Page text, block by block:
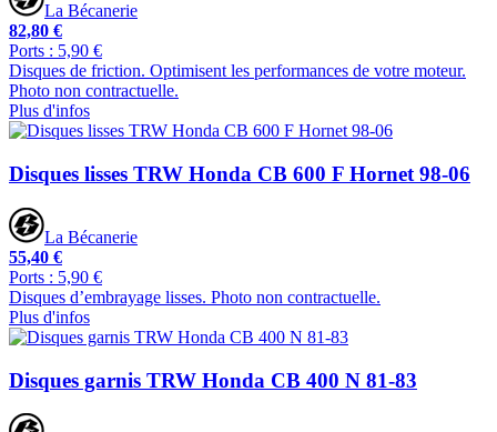
La Bécanerie
82,80 €
Ports : 5,90 €
Disques de friction. Optimisent les performances de votre moteur.
Photo non contractuelle.
Plus d'infos
Disques lisses TRW Honda CB 600 F Hornet 98-06
La Bécanerie
55,40 €
Ports : 5,90 €
Disques d’embrayage lisses. Photo non contractuelle.
Plus d'infos
Disques garnis TRW Honda CB 400 N 81-83